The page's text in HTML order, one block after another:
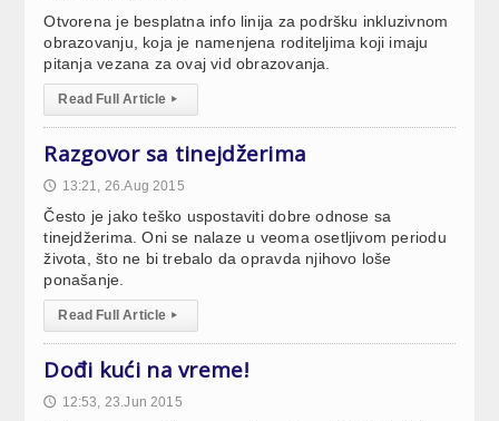
Otvorena je besplatna info linija za podršku inkluzivnom
obrazovanju, koja je namenjena roditeljima koji imaju
pitanja vezana za ovaj vid obrazovanja.
Read Full Article ▸
Razgovor sa tinejdžerima
🕔 13:21, 26.Aug 2015
Često je jako teško uspostaviti dobre odnose sa
tinejdžerima. Oni se nalaze u veoma osetljivom periodu
života, što ne bi trebalo da opravda njihovo loše
ponašanje.
Read Full Article ▸
Dođi kući na vreme!
🕔 12:53, 23.Jun 2015